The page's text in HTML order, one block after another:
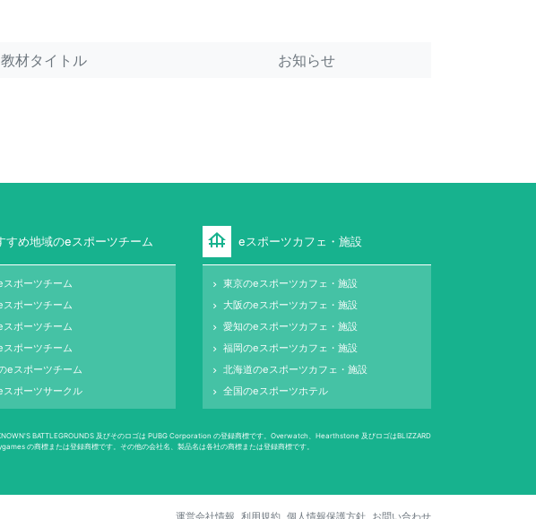
教材タイトル お知らせ
すめ地域のeスポーツチーム
スポーツチーム
スポーツチーム
スポーツチーム
スポーツチーム
eスポーツチーム
スポーツサークル
foundation eスポーツカフェ・施設
keyboard_arrow_right 東京のeスポーツカフェ・施設
keyboard_arrow_right 大阪のeスポーツカフェ・施設
keyboard_arrow_right 愛知のeスポーツカフェ・施設
keyboard_arrow_right 福岡のeスポーツカフェ・施設
keyboard_arrow_right 北海道のeスポーツカフェ・施設
keyboard_arrow_right 全国のeスポーツホテル
BATTLEGROUNDS 及びそのロゴは PUBG Corporation の登録商標です。Overwatch、Hearthstone 及びロゴはBLIZZARD
の商標または登録商標です。その他の会社名、製品名は各社の商標または登録商標です。